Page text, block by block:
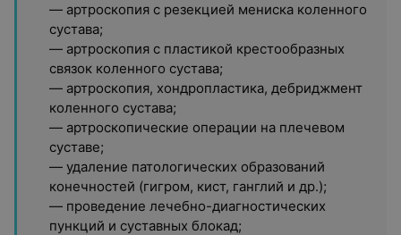
— артроскопия с резекцией мениска коленного
сустава;
— артроскопия с пластикой крестообразных
связок коленного сустава;
— артроскопия, хондропластика, дебриджмент
коленного сустава;
— артроскопические операции на плечевом
суставе;
— удаление патологических образований
конечностей (гигром, кист, ганглий и др.);
— проведение лечебно-диагностических
пункций и суставных блокад;